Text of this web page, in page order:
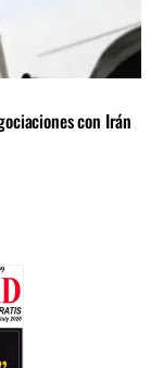
con Irán